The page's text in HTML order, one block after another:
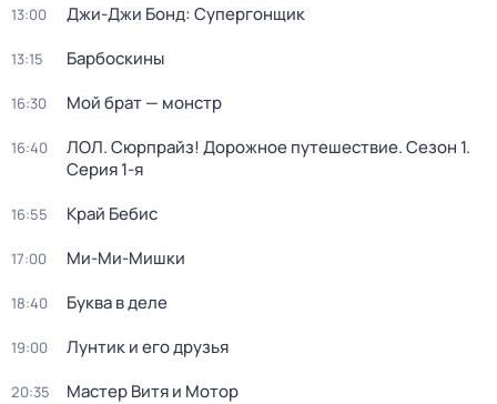
13:00 Джи-Джи Бонд: Супергонщик
13:15 Барбоскины
16:30 Мой брат — монстр
16:40 ЛОЛ. Сюрпрайз! Дорожное путешествие. Сезон 1.
Серия 1-я
16:55 Край Бебис
17:00 Ми-Ми-Мишки
18:40 Буква в деле
19:00 Лунтик и его друзья
20:35 Мастер Витя и Мотор